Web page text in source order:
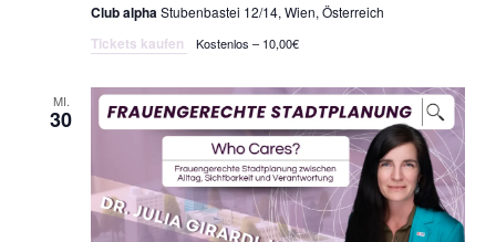
Club alphaStubenbastei 12/14, Wien, Österreich
Tickets kaufen Kostenlos – 10,00€
MI.
30